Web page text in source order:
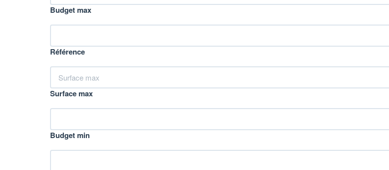
Budget max
Référence
Surface max
Budget min